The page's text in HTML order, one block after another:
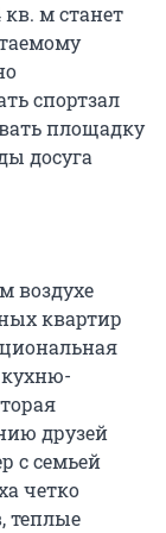
м станет
спортзал
площадку
досуга
воздухе
квартир
друзей
с семьей
четко
теплые